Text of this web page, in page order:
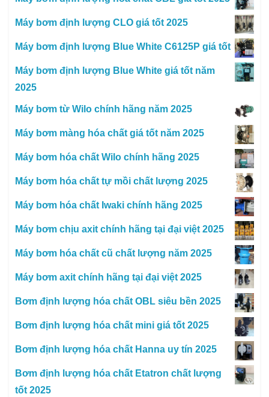
Máy bơm định lượng CLO giá tốt 2025
Máy bơm định lượng Blue White C6125P giá tốt
Máy bơm định lượng Blue White giá tốt năm
2025
Máy bơm từ Wilo chính hãng năm 2025
Máy bơm màng hóa chất giá tốt năm 2025
Máy bơm hóa chất Wilo chính hãng 2025
Máy bơm hóa chất tự mồi chất lượng 2025
Máy bơm hóa chất Iwaki chính hãng 2025
Máy bơm chịu axit chính hãng tại đại việt 2025
Máy bơm hóa chất cũ chất lượng năm 2025
Máy bơm axit chính hãng tại đại việt 2025
Bơm định lượng hóa chất OBL siêu bền 2025
Bơm định lượng hóa chất mini giá tốt 2025
Bơm định lượng hóa chất Hanna uy tín 2025
Bơm định lượng hóa chất Etatron chất lượng
tốt 2025